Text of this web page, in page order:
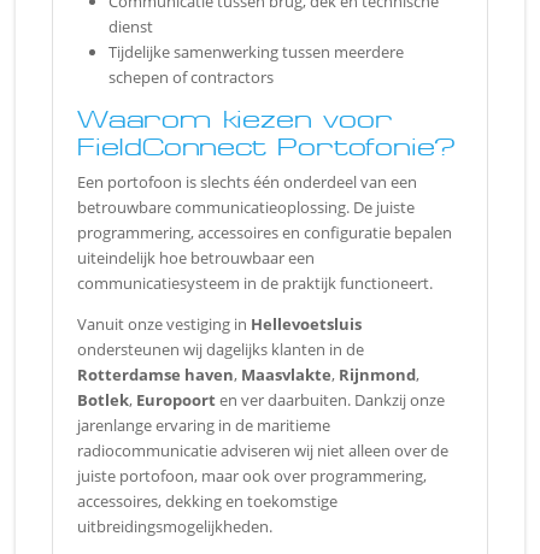
dienst
Tijdelijke samenwerking tussen meerdere
schepen of contractors
Waarom kiezen voor
FieldConnect Portofonie?
Een portofoon is slechts één onderdeel van een
betrouwbare communicatieoplossing. De juiste
programmering, accessoires en configuratie bepalen
uiteindelijk hoe betrouwbaar een
communicatiesysteem in de praktijk functioneert.
Vanuit onze vestiging in Hellevoetsluis
ondersteunen wij dagelijks klanten in de
Rotterdamse haven, Maasvlakte, Rijnmond,
Botlek, Europoorten ver daarbuiten. Dankzij onze
jarenlange ervaring in de maritieme
radiocommunicatie adviseren wij niet alleen over de
juiste portofoon, maar ook over programmering,
accessoires, dekking en toekomstige
uitbreidingsmogelijkheden.